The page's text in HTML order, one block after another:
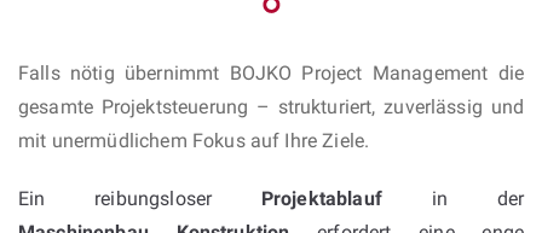
Falls nötig übernimmt BOJKO Project Management die
gesamte Projektsteuerung – strukturiert, zuverlässig und
mit unermüdlichem Fokus auf Ihre Ziele.
Ein reibungsloser Projektablaufin der